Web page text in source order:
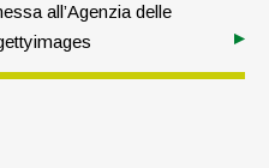
all’Agenzia delle